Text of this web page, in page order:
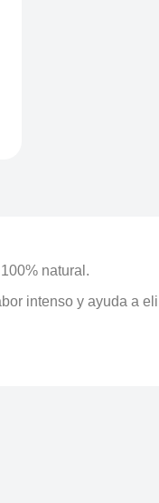
natural.
intenso y ayuda a